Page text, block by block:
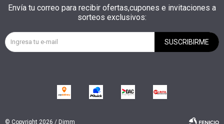
Envía tu correo para recibir ofertas,cupones e invitaciones a
sorteos exclusivos:
SUSCRIBIRME
© Copyright 2026 / Dimm